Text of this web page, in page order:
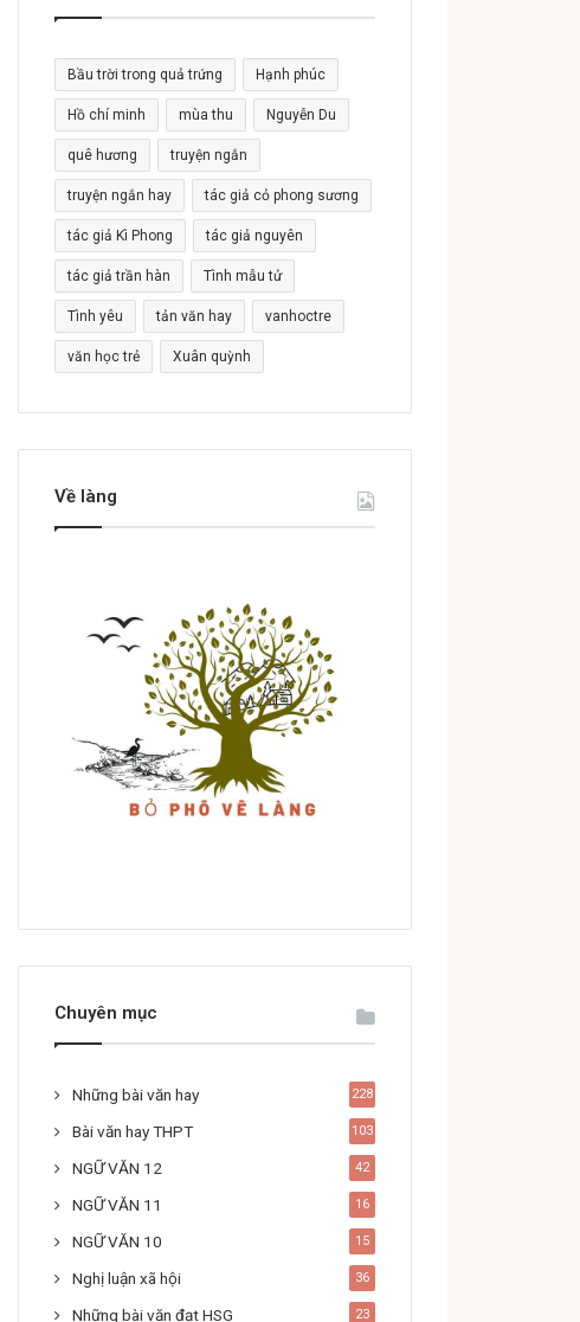
c
o
:
Bầu trời trong quả trứng Hạnh phúc
Hồ chí minh mùa thu Nguyễn Du
quê hương truyện ngắn
truyện ngắn hay tác giả cỏ phong sương
tác giả Kì Phong tác giả nguyên
tác giả trần hàn Tình mẫu tử
Tình yêu tản văn hay vanhoctre
văn học trẻ Xuân quỳnh
Về làng
Chuyên mục
Những bài văn hay 228
Bài văn hay THPT 103
NGỮ VĂN 12 42
NGỮ VĂN 11 16
NGỮ VĂN 10 15
Nghị luận xã hội 36
Những bài văn đạt HSG 23